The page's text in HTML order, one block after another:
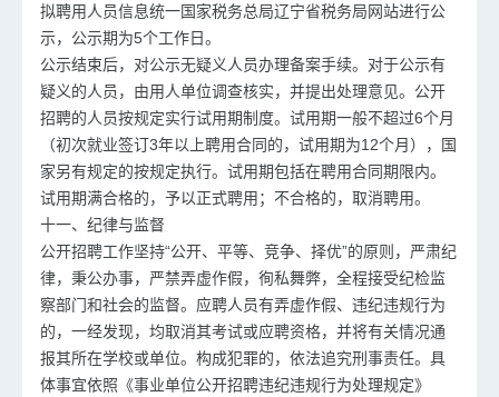
拟聘用人员信息统一国家税务总局辽宁省税务局网站进行公
示，公示期为5个工作日。
公示结束后，对公示无疑义人员办理备案手续。对于公示有
疑义的人员，由用人单位调查核实，并提出处理意见。公开
招聘的人员按规定实行试用期制度。试用期一般不超过6个月
（初次就业签订3年以上聘用合同的，试用期为12个月），国
家另有规定的按规定执行。试用期包括在聘用合同期限内。
试用期满合格的，予以正式聘用；不合格的，取消聘用。
十一、纪律与监督
公开招聘工作坚持“公开、平等、竞争、择优”的原则，严肃纪
律，秉公办事，严禁弄虚作假，徇私舞弊，全程接受纪检监
察部门和社会的监督。应聘人员有弄虚作假、违纪违规行为
的，一经发现，均取消其考试或应聘资格，并将有关情况通
报其所在学校或单位。构成犯罪的，依法追究刑事责任。具
体事宜依照《事业单位公开招聘违纪违规行为处理规定》